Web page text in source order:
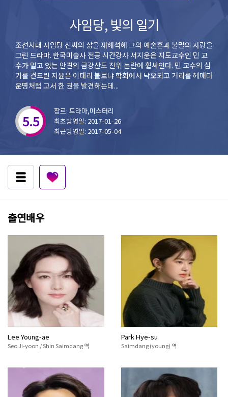
사임당, 빛의 일기
조선시대 사임당 신씨의 삶을 재해석해 그의 예술혼과 불멸의 사랑을
그린 드라마. 한국미술사 전공 시간강사 서지윤은 지도교수인 민 교
수가 밀고 있는 안견의 금강산도 진위 논란에 휩싸인다. 민 교수의 심
기를 건드린 지윤은 이태리 볼로냐 학회에서 낙오되고 거리를 헤매다
운명처럼 고서 한 권을 발견하는데...
5.5
장르: 드라마,미스터리
최초방영일: 2017-01-26
최근방영일: 2017-05-04
출연배우
Lee Young-ae
Seo Ji-yoon / Shin Saimdang 역
Park Hye-su
Saimdang (young) 역